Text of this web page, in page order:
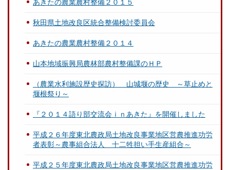
あきたの農業農村整備２０１５
秋田県土地改良区統合整備検討委員会
あきたの農業農村整備２０１４
山本地域振興局農林部農村整備課のＨＰ
（農業水利施設歴史探訪） 山城堰の歴史 ～草止めと
堰根祭り～
『２０１４語り部交流会ｉｎあきた』を開催しました
平成２６年度東北農政局土地改良事業地区営農推進功労
者表彰～農事組合法人 十二牲担い手生産組合～
平成２５年度東北農政局土地改良事業地区営農推進功労